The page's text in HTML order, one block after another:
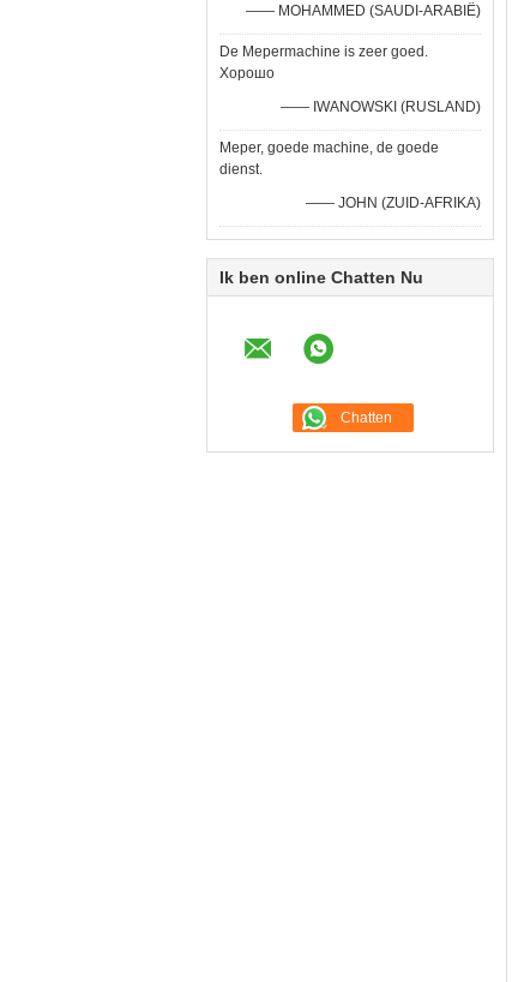
—— MOHAMMED (SAUDI-ARABIË)
De Mepermachine is zeer goed.
Хорошо
—— IWANOWSKI (RUSLAND)
Meper, goede machine, de goede
dienst.
—— JOHN (ZUID-AFRIKA)
Ik ben online Chatten Nu